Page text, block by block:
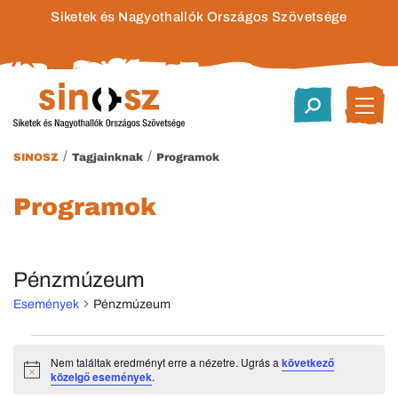
Siketek és Nagyothallók Országos Szövetsége
SINOSZ / Tagjainknak / Programok
Programok
Pénzmúzeum
Események Pénzmúzeum
Események
Notice
Nem találtak eredményt erre a nézetre. Ugrás akövetkező
közelgő események.